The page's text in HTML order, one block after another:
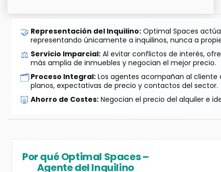
🤝 Representación del Inquilino: Optimal Spaces
representando únicamente a inquilinos, nunca a
⚖️ Servicio Imparcial: Al evitar conflictos de interés,
más amplia de inmuebles y negocian el mejor precio.
🗂️Proceso Integral: Los agentes acompañan al
planos, expectativas de precio y contactos del sector.
🐷 Ahorro de Costes: Negocian el precio del alquiler e
Por qué Optimal Spaces –
Agente del Inquilino